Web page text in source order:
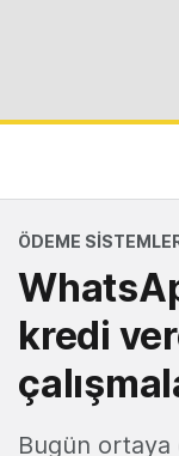
ÖDEME
kredi
Bugün ortaya